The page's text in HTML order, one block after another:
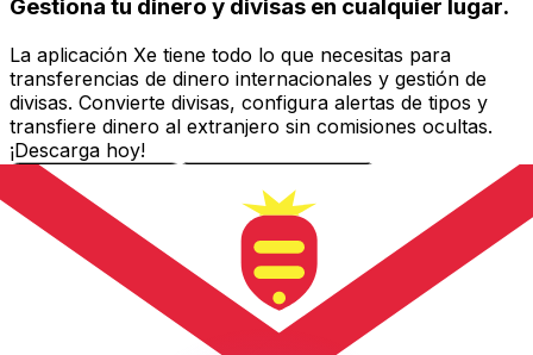
Gestiona tu dinero y divisas en cualquier lugar.
La aplicación Xe tiene todo lo que necesitas para
transferencias de dinero internacionales y gestión de
divisas. Convierte divisas, configura alertas de tipos y
transfiere dinero al extranjero sin comisiones ocultas.
¡Descarga hoy!